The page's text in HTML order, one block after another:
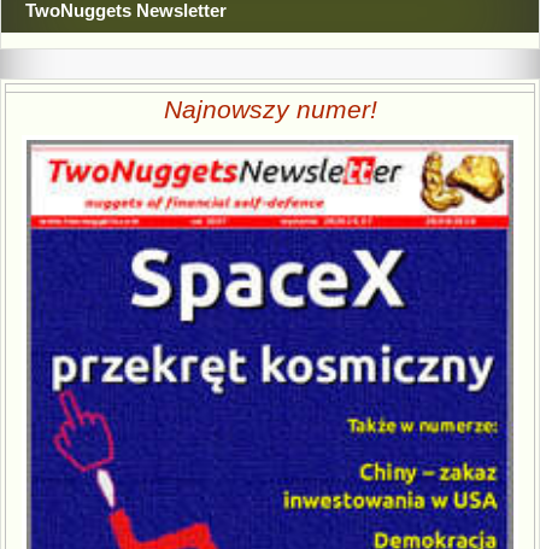
TwoNuggets Newsletter
Najnowszy numer!